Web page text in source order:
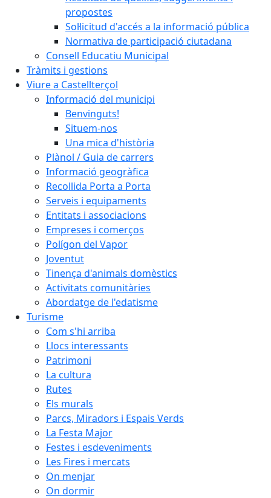
propostes
Sol·licitud d'accés a la informació pública
Normativa de participació ciutadana
Consell Educatiu Municipal
Tràmits i gestions
Viure a Castellterçol
Informació del municipi
Benvinguts!
Situem-nos
Una mica d'història
Plànol / Guia de carrers
Informació geogràfica
Recollida Porta a Porta
Serveis i equipaments
Entitats i associacions
Empreses i comerços
Polígon del Vapor
Joventut
Tinença d'animals domèstics
Activitats comunitàries
Abordatge de l'edatisme
Turisme
Com s'hi arriba
Llocs interessants
Patrimoni
La cultura
Rutes
Els murals
Parcs, Miradors i Espais Verds
La Festa Major
Festes i esdeveniments
Les Fires i mercats
On menjar
On dormir